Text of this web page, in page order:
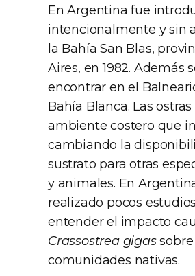
En Argentina fue
intencionalmente y sin
la Bahía San Blas,
Aires, en 1982. Además
encontrar en el
Bahía Blanca. Las
ambiente costero que
cambiando la
sustrato para otras
y animales. En
realizado pocos
entender el impacto
Crassostrea gigassobre
comunidades nativas.